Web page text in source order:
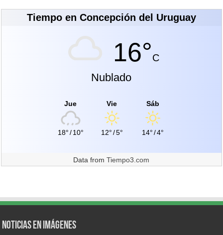
Tiempo en Concepción del Uruguay
16°C
Nublado
Jue
18°/10°
Vie
12°/5°
Sáb
14°/4°
Data fromTiempo3.com
Noticias en Imágenes